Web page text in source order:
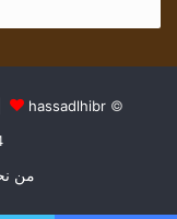
© Copyright 2026, All Rights Reserved |
hassadlhibr
من